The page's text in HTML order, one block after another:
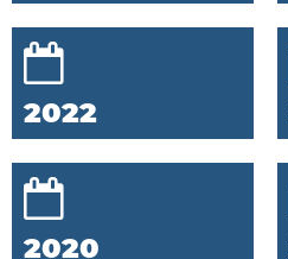
2022
2020